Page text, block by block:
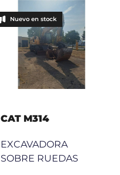
Nuevo en stock
CAT M314
EXCAVADORA
SOBRE RUEDAS